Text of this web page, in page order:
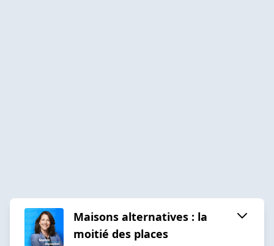
Maisons alternatives : la
moitié des places